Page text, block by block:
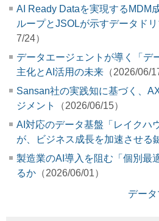
AI Ready Dataを実現するMDM
ループとJSOLが示すデータド
7/24）
データエージェントが導く「デ
主化とAI活用の未来 （2026/06/
Sansan社の実践知に基づく、
ジメント
（2026/06/15）
AI対応のデータ基盤「レイクハ
が、ビジネス成長を加速させる
製造業のAI導入を阻む「個別最
るか （2026/06/01）
デー